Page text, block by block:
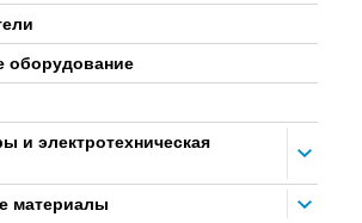
оборудование
и электротехническая
материалы